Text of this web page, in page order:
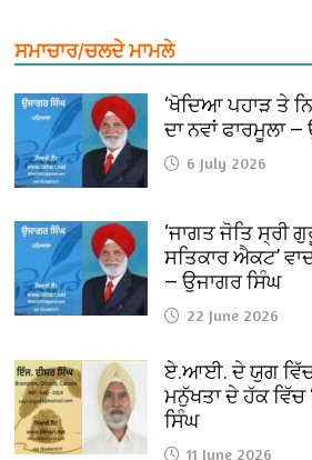
ਸਮਾਚਾਰ/ਚਲਦੇ ਮਾਮਲੇ
‘ਖੋਦਿਆ ਪਹਾੜ ਤੇ
ਦਾ ਨਵਾਂ ਫਾਰਮੂਲਾ
6 July 2026
‘ਜਾਗਤ ਜੋਤਿ ਸ੍ਰੀ
ਸਤਿਕਾਰ ਐਕਟ’
— ਉਜਾਗਰ ਸਿੰਘ
22 June 2026
ਏ.ਆਈ. ਦੇ ਯੁਗ
ਮਨੁੱਖਤਾ ਦੇ ਹੱਕ
ਸਿੰਘ
11 June 2026